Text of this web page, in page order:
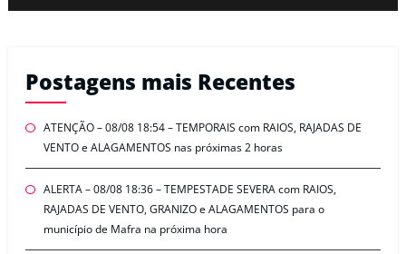
Postagens mais Recentes
ATENÇÃO – 08/08 18:54 – TEMPORAIS com RAIOS, RAJADAS DE
VENTO e ALAGAMENTOS nas próximas 2 horas
ALERTA – 08/08 18:36 – TEMPESTADE SEVERA com RAIOS,
RAJADAS DE VENTO, GRANIZO e ALAGAMENTOS para o
município de Mafra na próxima hora